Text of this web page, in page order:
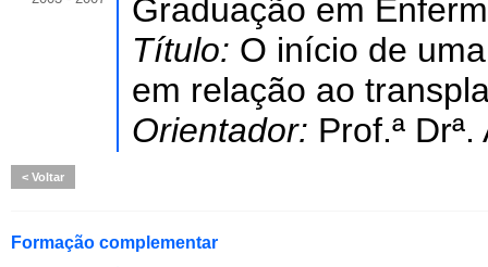
Graduação em
Título: O início de
em relação ao
Orientador: Prof.ª
Voltar
Formação complementar